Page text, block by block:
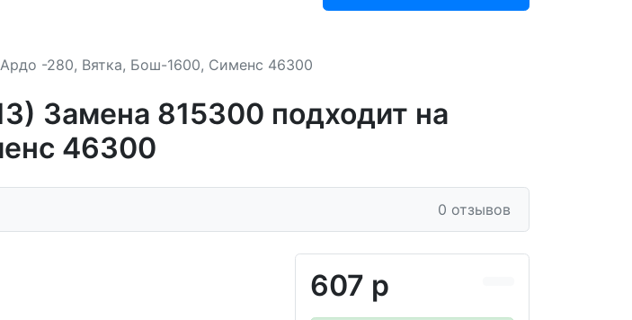
-280, Вятка, Бош-1600, Сименс 46300
Замена 815300 подходит на
46300
0 отзывов
607 р